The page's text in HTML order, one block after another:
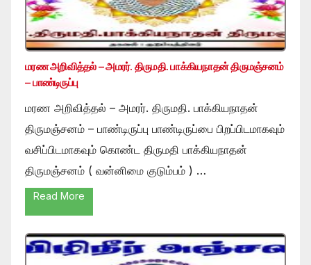
மரண அறிவித்தல் – அமரர். திருமதி. பாக்கியநாதன் திருமஞ்சனம்
– பாண்டிருப்பு
மரண அறிவித்தல் – அமரர். திருமதி. பாக்கியநாதன்
திருமஞ்சனம் – பாண்டிருப்பு பாண்டிருப்பை பிறப்பிடமாகவும்
வசிப்பிடமாகவும் கொண்ட திருமதி பாக்கியநாதன்
திருமஞ்சனம் ( வன்னிமை குடும்பம் ) …
Read More